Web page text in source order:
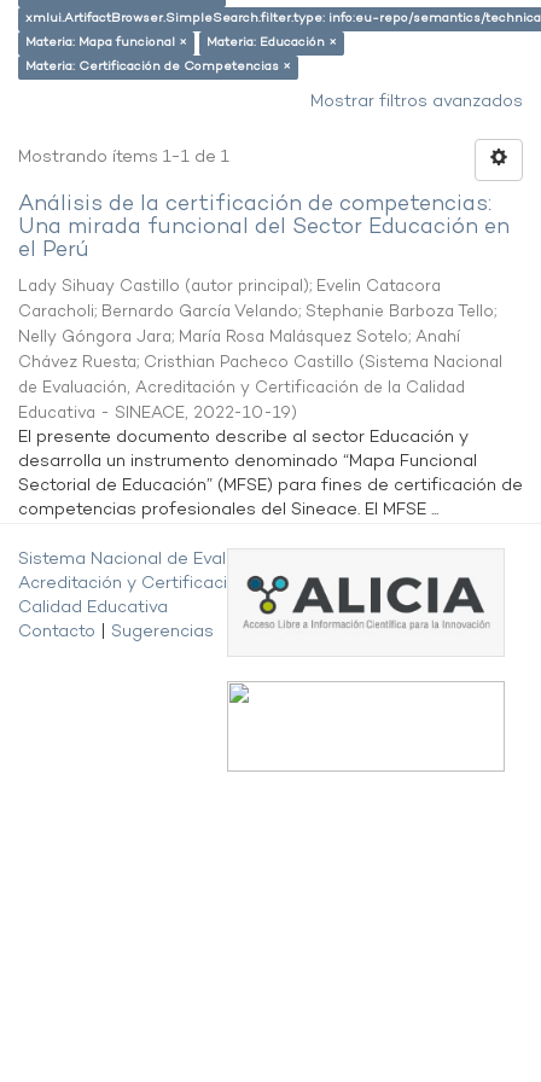
xmlui.ArtifactBrowser.SimpleSearch.filter.type: info:eu-repo/semantics/
Materia: Mapa funcional ×
Materia: Educación ×
Materia: Certificación de Competencias ×
Mostrar filtros avanzados
Mostrando ítems 1-1 de 1
Análisis de la certificación de competencias:
Una mirada funcional del Sector Educación en
el Perú
Lady Sihuay Castillo (autor principal); Evelin Catacora
Caracholi; Bernardo García Velando; Stephanie Barboza Tello;
Nelly Góngora Jara; María Rosa Malásquez Sotelo; Anahí
Chávez Ruesta; Cristhian Pacheco Castillo (Sistema Nacional
de Evaluación, Acreditación y Certificación de la Calidad
Educativa - SINEACE, 2022-10-19)
El presente documento describe al sector Educación y
desarrolla un instrumento denominado “Mapa Funcional
Sectorial de Educación” (MFSE) para fines de certificación de
competencias profesionales del Sineace. El MFSE ...
Sistema Nacional de Evaluación,
Acreditación y Certificación de la
Calidad Educativa
Contacto
Sugerencias